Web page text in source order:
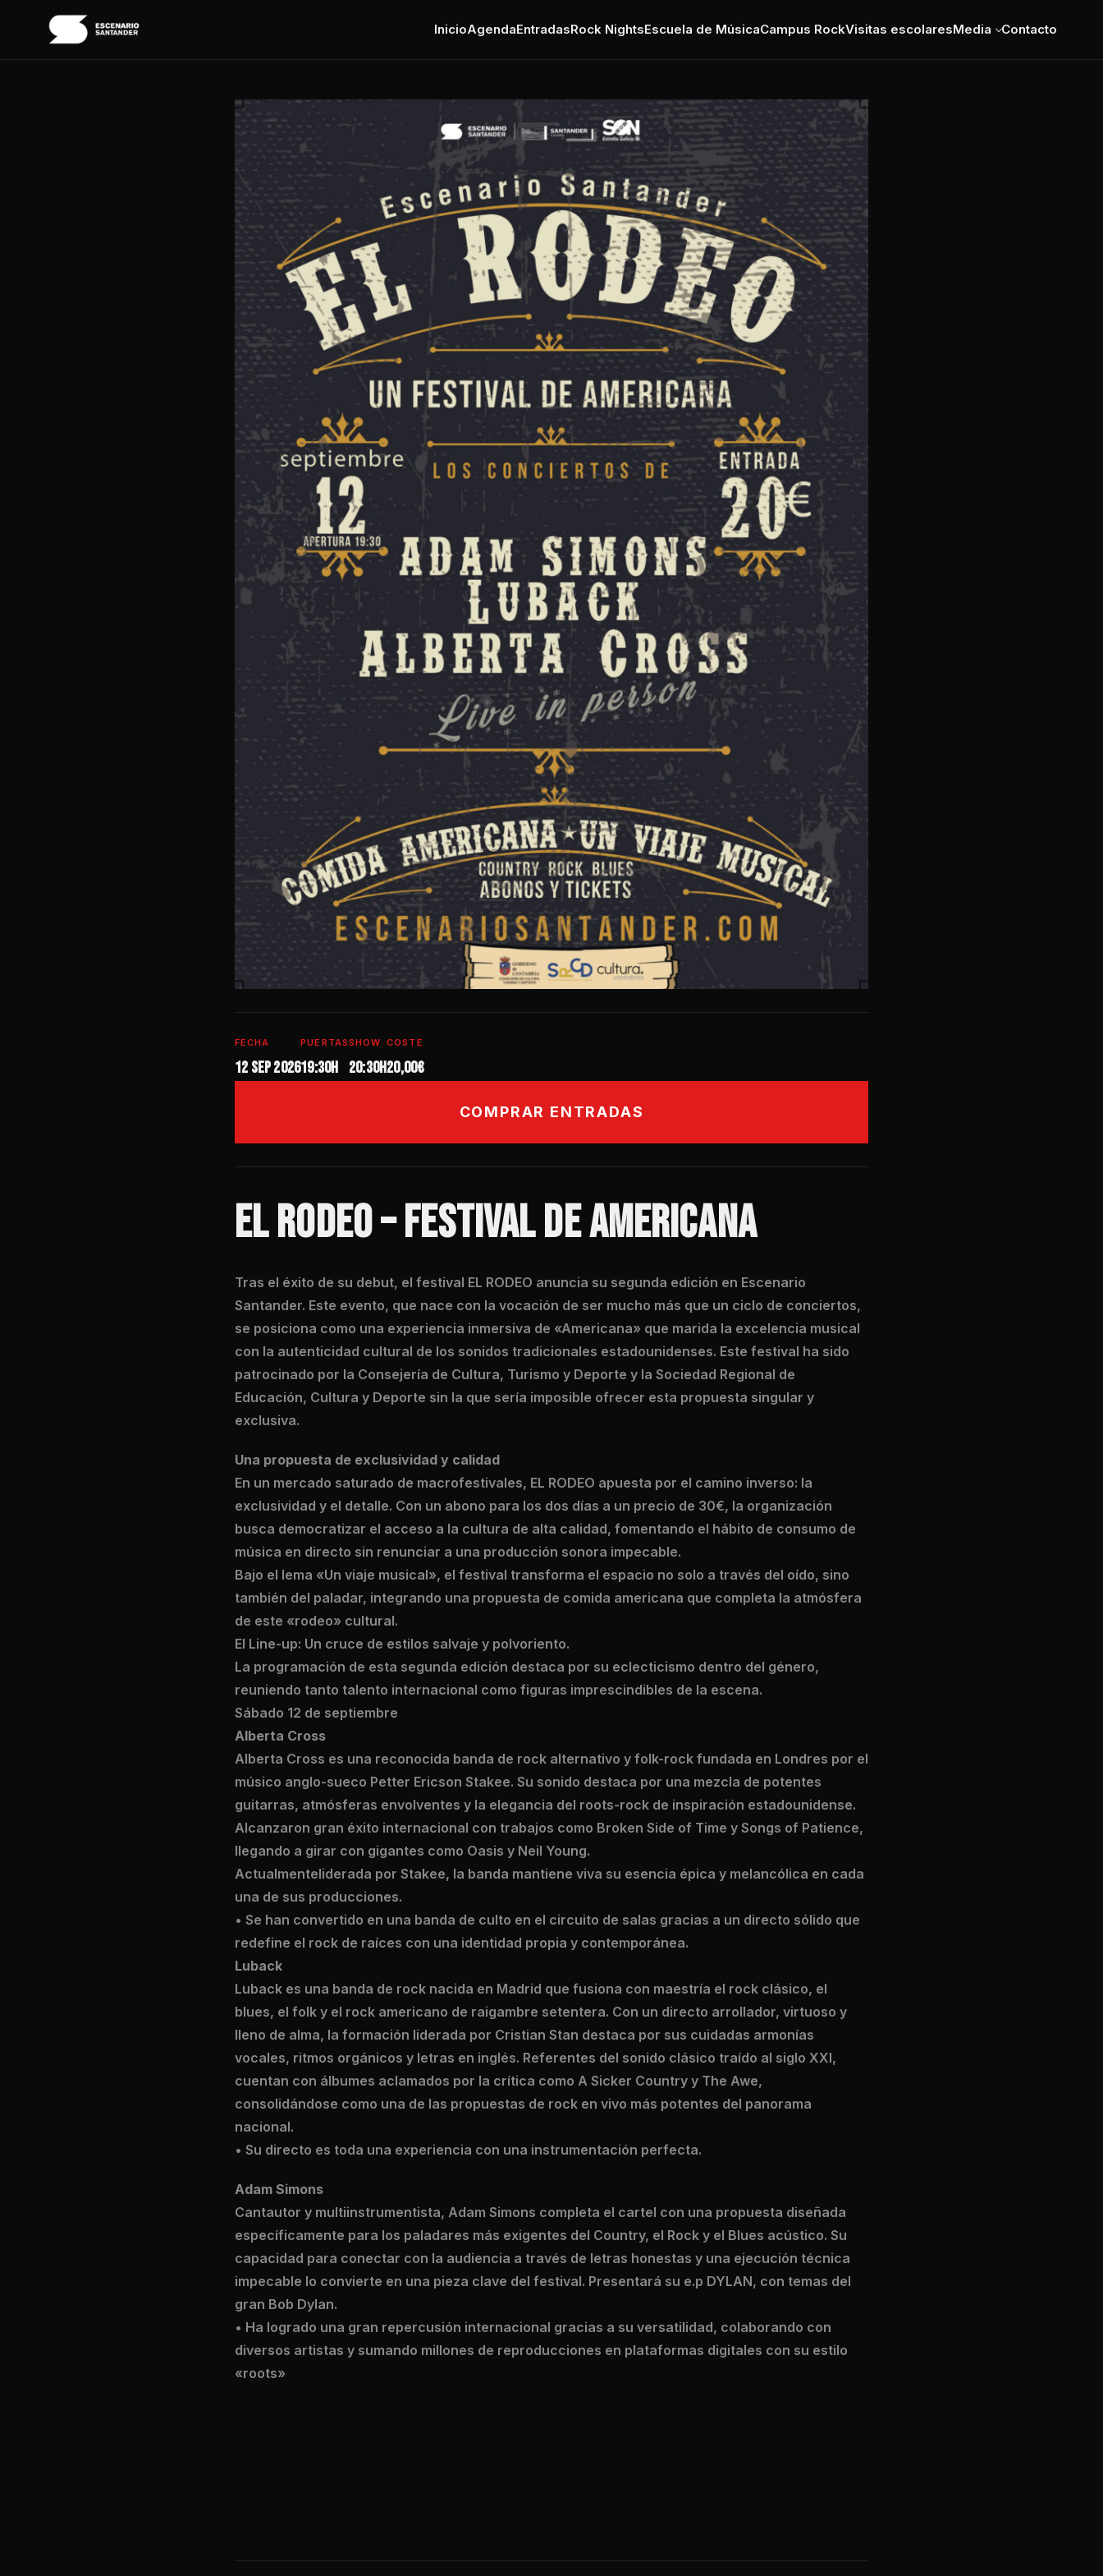
InicioAgendaEntradasRock NightsEscuela de MúsicaCampus RockVisitas escolaresMedia Contacto
FECHA
12 sep 2026
PUERTAS
19:30H
SHOW
20:30h
COSTE
20,00€
COMPRAR ENTRADAS
EL RODEO – FESTIVAL DE AMERICANA
Tras el éxito de su debut, el festival EL RODEO anuncia su segunda edición en Escenario
Santander. Este evento, que nace con la vocación de ser mucho más que un ciclo de conciertos,
se posiciona como una experiencia inmersiva de «Americana» que marida la excelencia musical
con la autenticidad cultural de los sonidos tradicionales estadounidenses. Este festival ha sido
patrocinado por la Consejería de Cultura, Turismo y Deporte y la Sociedad Regional de
Educación, Cultura y Deporte sin la que sería imposible ofrecer esta propuesta singular y
exclusiva.
Una propuesta de exclusividad y calidad
En un mercado saturado de macrofestivales, EL RODEO apuesta por el camino inverso: la
exclusividad y el detalle. Con un abono para los dos días a un precio de 30€, la organización
busca democratizar el acceso a la cultura de alta calidad, fomentando el hábito de consumo de
música en directo sin renunciar a una producción sonora impecable.
Bajo el lema «Un viaje musical», el festival transforma el espacio no solo a través del oído, sino
también del paladar, integrando una propuesta de comida americana que completa la atmósfera
de este «rodeo» cultural.
El Line-up: Un cruce de estilos salvaje y polvoriento.
La programación de esta segunda edición destaca por su eclecticismo dentro del género,
reuniendo tanto talento internacional como figuras imprescindibles de la escena.
Sábado 12 de septiembre
Alberta Cross
Alberta Cross es una reconocida banda de rock alternativo y folk-rock fundada en Londres por el
músico anglo-sueco Petter Ericson Stakee. Su sonido destaca por una mezcla de potentes
guitarras, atmósferas envolventes y la elegancia del roots-rock de inspiración estadounidense.
Alcanzaron gran éxito internacional con trabajos como Broken Side of Time y Songs of Patience,
llegando a girar con gigantes como Oasis y Neil Young.
Actualmenteliderada por Stakee, la banda mantiene viva su esencia épica y melancólica en cada
una de sus producciones.
• Se han convertido en una banda de culto en el circuito de salas gracias a un directo sólido que
redefine el rock de raíces con una identidad propia y contemporánea.
Luback
Luback es una banda de rock nacida en Madrid que fusiona con maestría el rock clásico, el
blues, el folk y el rock americano de raigambre setentera. Con un directo arrollador, virtuoso y
lleno de alma, la formación liderada por Cristian Stan destaca por sus cuidadas armonías
vocales, ritmos orgánicos y letras en inglés. Referentes del sonido clásico traído al siglo XXI,
cuentan con álbumes aclamados por la crítica como A Sicker Country y The Awe,
consolidándose como una de las propuestas de rock en vivo más potentes del panorama
nacional.
• Su directo es toda una experiencia con una instrumentación perfecta.
Adam Simons
Cantautor y multiinstrumentista, Adam Simons completa el cartel con una propuesta diseñada
específicamente para los paladares más exigentes del Country, el Rock y el Blues acústico. Su
capacidad para conectar con la audiencia a través de letras honestas y una ejecución técnica
impecable lo convierte en una pieza clave del festival. Presentará su e.p DYLAN, con temas del
gran Bob Dylan.
• Ha logrado una gran repercusión internacional gracias a su versatilidad, colaborando con
diversos artistas y sumando millones de reproducciones en plataformas digitales con su estilo
«roots»